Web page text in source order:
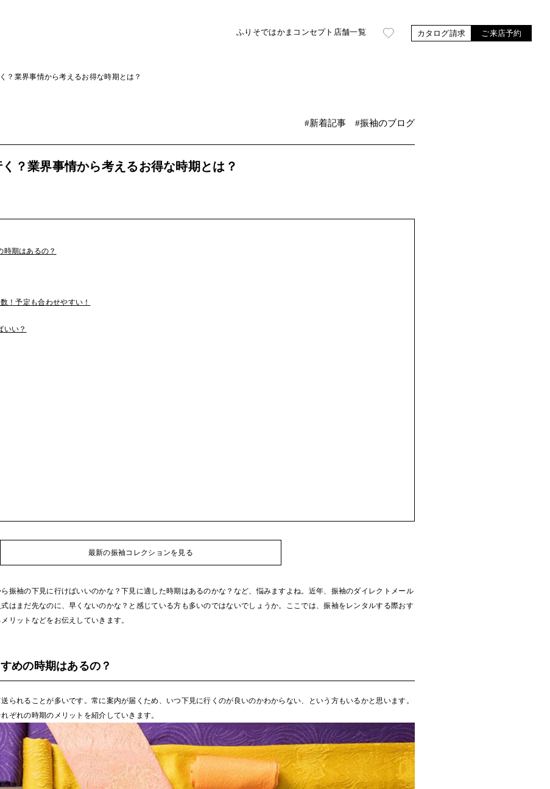
カタログ請求 ご来店予約
ふりそではかま コンセプト 店舗一覧
？業界事情から考えるお得な時期とは？
#新着記事 #振袖のブログ
？業界事情から考えるお得な時期とは？
時期はあるの？
！予定も合わせやすい！
いい？
最新の振袖コレクションを見る
振袖の下見に行けばいいのかな？下見に適した時期はあるのかな？など、悩みますよね。近年、振袖のダイレクトメール
はまだ先なのに、早くないのかな？と感じている方も多いのではないでしょうか。ここでは、振袖をレンタルする際おす
リットなどをお伝えしていきます。
めの時期はあるの？
られることが多いです。常に案内が届くため、いつ下見に行くのが良いのかわからない、という方もいるかと思います。
ぞれの時期のメリットを紹介していきます。